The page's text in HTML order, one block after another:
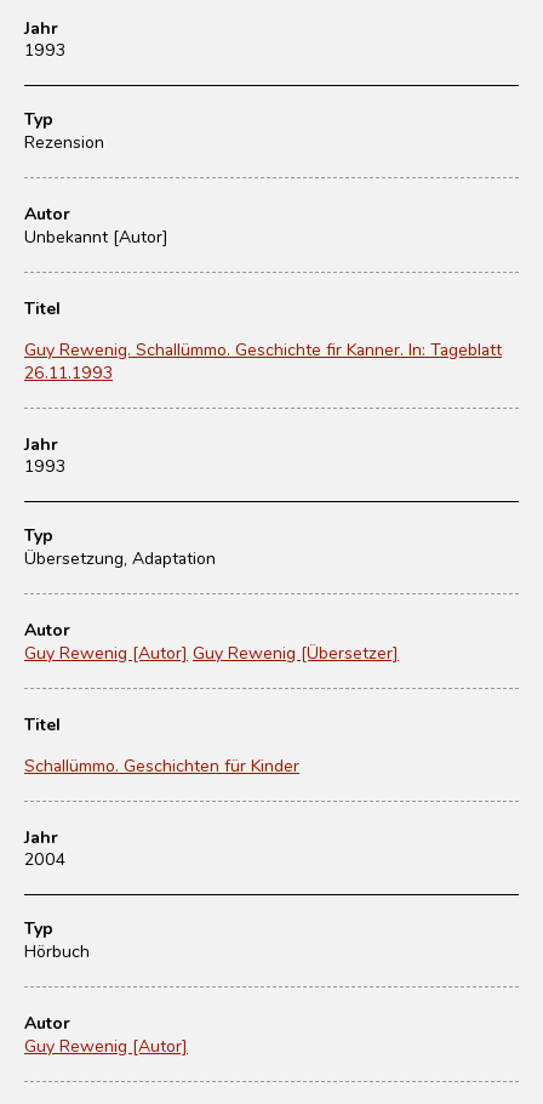
Jahr
1993
Typ
Rezension
Autor
Unbekannt [Autor]
Titel
Guy Rewenig. Schallümmo. Geschichte fir Kanner. In: Tageblatt
26.11.1993
Jahr
1993
Typ
Übersetzung, Adaptation
Autor
Guy Rewenig [Autor] Guy Rewenig [Übersetzer]
Titel
Schallümmo. Geschichten für Kinder
Jahr
2004
Typ
Hörbuch
Autor
Guy Rewenig [Autor]